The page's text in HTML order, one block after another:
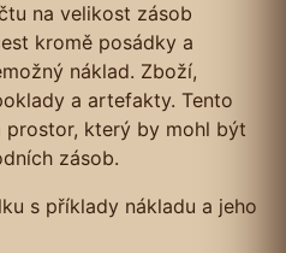
na velikost zásob
kromě posádky a
náklad. Zboží,
a artefakty. Tento
prostor, který by mohl být
zásob.
s příklady nákladu a jeho